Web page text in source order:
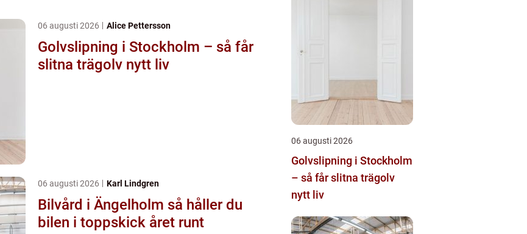
06 augusti 2026 Alice Pettersson
Golvslipning i Stockholm – så får
slitna trägolv nytt liv
06 augusti 2026 Karl Lindgren
Bilvård i Ängelholm så håller du
bilen i toppskick året runt
06 augusti 2026
Golvslipning i Stockholm
– så får slitna trägolv
nytt liv